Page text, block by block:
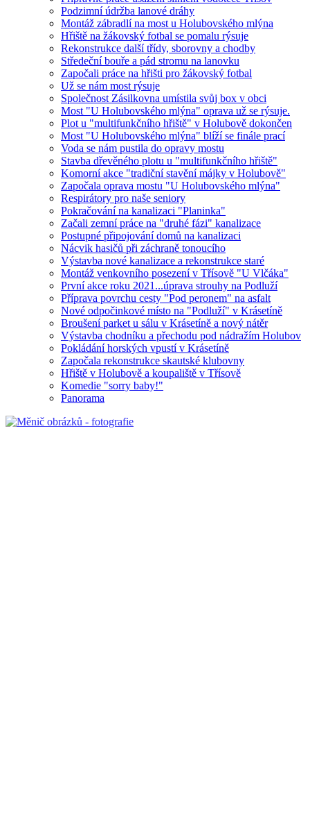
Podzimní údržba lanové dráhy
Montáž zábradlí na most u Holubovského mlýna
Hřiště na žákovský fotbal se pomalu rýsuje
Rekonstrukce další třídy, sborovny a chodby
Středeční bouře a pád stromu na lanovku
Započali práce na hřišti pro žákovský fotbal
Už se nám most rýsuje
Společnost Zásilkovna umístila svůj box v obci
Most "U Holubovského mlýna" oprava už se rýsuje.
Plot u "multifunkčního hřiště" v Holubově dokončen
Most "U Holubovského mlýna" blíží se finále prací
Voda se nám pustila do opravy mostu
Stavba dřevěného plotu u "multifunkčního hřiště"
Komorní akce "tradiční stavění májky v Holubově"
Započala oprava mostu "U Holubovského mlýna"
Respirátory pro naše seniory
Pokračování na kanalizaci "Planinka"
Začali zemní práce na "druhé fázi" kanalizace
Postupné připojování domů na kanalizaci
Nácvik hasičů při záchraně tonoucího
Výstavba nové kanalizace a rekonstrukce staré
Montáž venkovního posezení v Třísově "U Vlčáka"
První akce roku 2021...úprava strouhy na Podluží
Příprava povrchu cesty "Pod peronem" na asfalt
Nové odpočinkové místo na "Podluží" v Krásetíně
Broušení parket u sálu v Krásetíně a nový nátěr
Výstavba chodníku a přechodu pod nádražím Holubov
Pokládání horských vpustí v Krásetíně
Započala rekonstrukce skautské klubovny
Hřiště v Holubově a koupaliště v Třísově
Komedie "sorry baby!"
Panorama